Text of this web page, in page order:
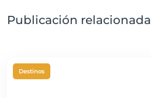
Publicación relacionada
Destinos